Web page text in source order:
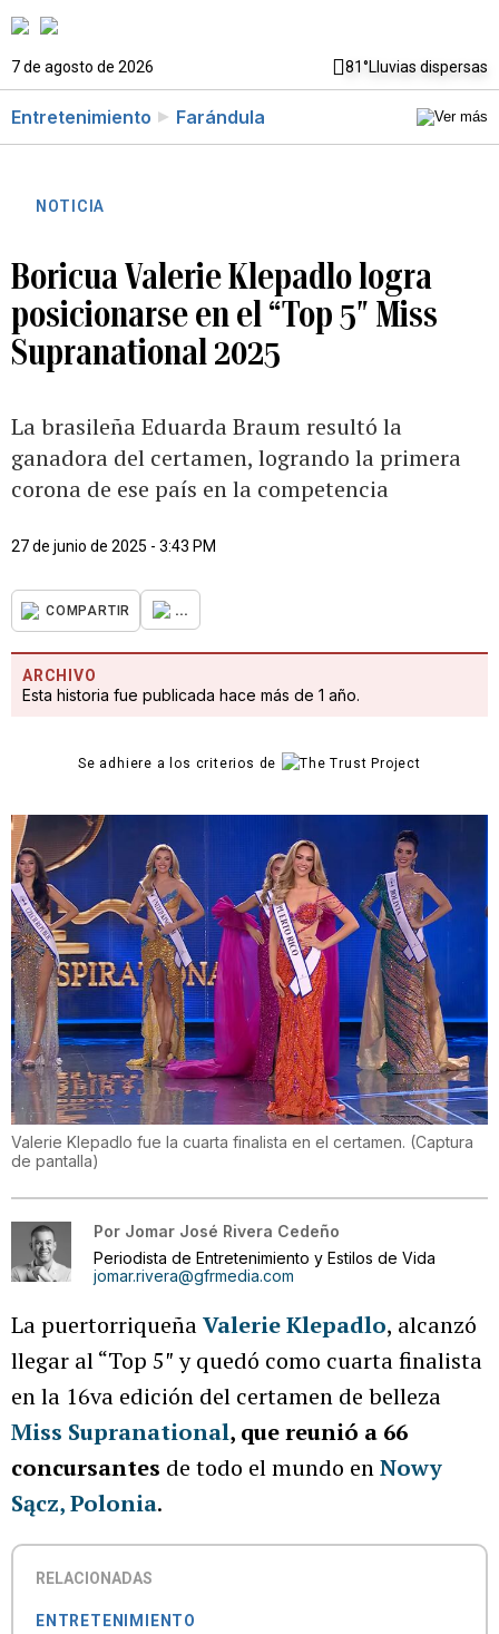
7 de agosto de 2026 81°Lluvias dispersas
Entretenimiento Farándula
NOTICIA
Boricua Valerie Klepadlo logra
posicionarse en el “Top 5″ Miss
Supranational 2025
La brasileña Eduarda Braum resultó la
ganadora del certamen, logrando la primera
corona de ese país en la competencia
27 de junio de 2025 - 3:43 PM
COMPARTIR ...
ARCHIVO
Esta historia fue publicada hace más de 1 año.
Se adhiere a los criterios de
Valerie Klepadlo fue la cuarta finalista en el certamen. (Captura
de pantalla)
Por Jomar José Rivera Cedeño
Periodista de Entretenimiento y Estilos de Vida
jomar.rivera@gfrmedia.com
La puertorriqueñaValerie Klepadlo, alcanzó
llegar al “Top 5″ y quedó como cuarta finalista
en la 16va edición del certamen de belleza
Miss Supranational, que reunió a 66
concursantes de todo el mundo enNowy
Sącz, Polonia.
RELACIONADAS
ENTRETENIMIENTO